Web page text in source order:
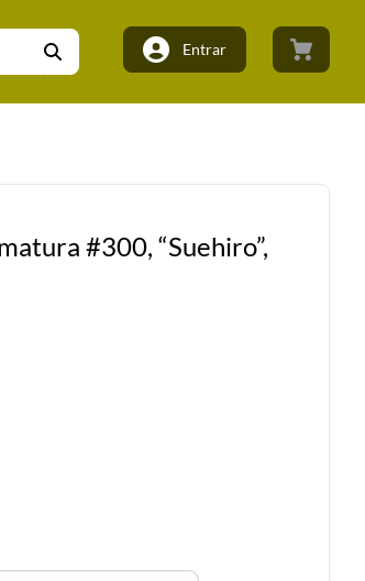
Entrar
#300, “Suehiro”,